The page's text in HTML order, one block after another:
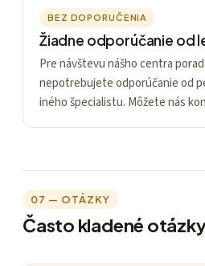
BEZ DOPORUČENIA
Žiadne odporúčanie od
Pre návštevu nášho centra
nepotrebujete odporúčanie od
iného špecialistu. Môžete nás
07 — OTÁZKY
Často kladené